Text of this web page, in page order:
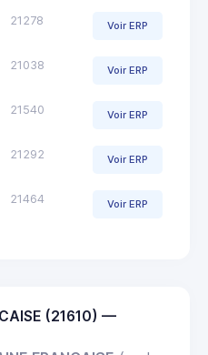
21278 Voir ERP
21038 Voir ERP
21540 Voir ERP
21292 Voir ERP
21464 Voir ERP
(21610) —